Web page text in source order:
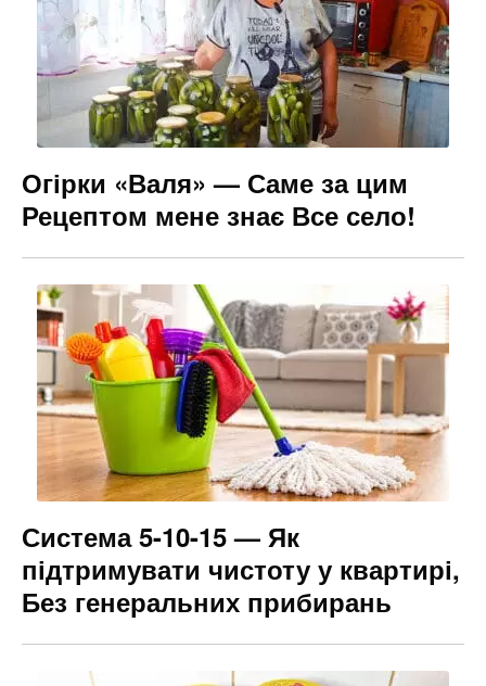
Огірки «Валя» — Саме за цим
Рецептом мене знає Все село!
Система 5-10-15 — Як
підтримувати чистоту у квартирі,
Без генеральних прибирань